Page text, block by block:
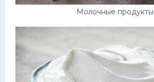
Молочные продукты